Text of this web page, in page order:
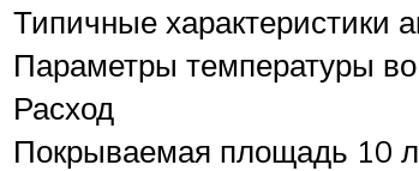
Типичные характеристики
Параметры температуры
Расход
Покрываемая площадь 10